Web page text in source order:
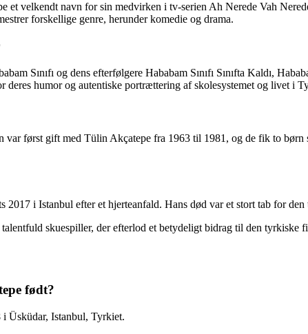
et velkendt navn for sin medvirken i tv-serien Ah Nerede Vah
forskellige genre, herunder komedie og drama.
Sınıfı og dens efterfølgere Hababam Sınıfı Sınıfta Kaldı,
humor og autentiske portrættering af skolesystemet og livet i
først gift med Tülin Akçatepe fra 1963 til 1981, og de fik to
i Istanbul efter et hjerteanfald. Hans død var et stort tab for
skuespiller, der efterlod et betydeligt bidrag til den
født?
Üsküdar, Istanbul, Tyrkiet.